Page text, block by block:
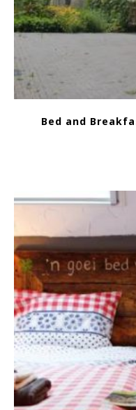
Bed and